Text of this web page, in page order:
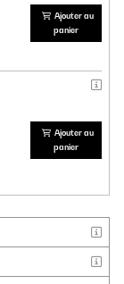
Ajouter au
panier
Ajouter au
panier